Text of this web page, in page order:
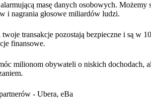
masę danych osobowych.
i nagrania głosowe miliardów ludzi.
transakcje pozostają bezpieczne i są w
finansowe.
milionom obywateli o niskich dochodach,
- Ubera, eBa